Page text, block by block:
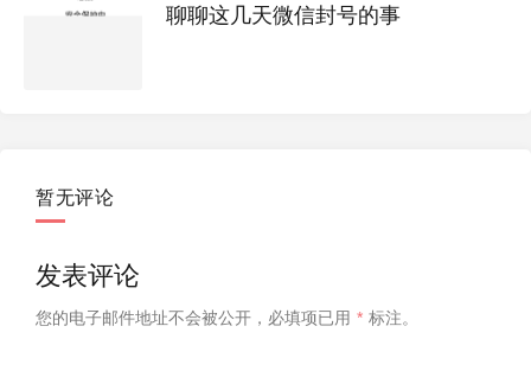
聊聊这几天微信封号的事
暂无评论
发表评论
您的电子邮件地址不会被公开， 必填项已用 * 标注。